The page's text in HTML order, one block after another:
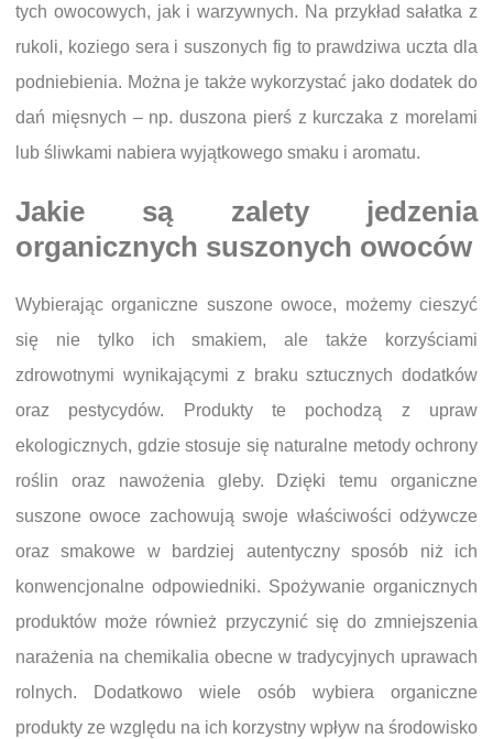
tych owocowych, jak i warzywnych. Na przykład sałatka z
rukoli, koziego sera i suszonych fig to prawdziwa uczta dla
podniebienia. Można je także wykorzystać jako dodatek do
dań mięsnych – np. duszona pierś z kurczaka z morelami
lub śliwkami nabiera wyjątkowego smaku i aromatu.
Jakie są zalety jedzenia
organicznych suszonych owoców
Wybierając organiczne suszone owoce, możemy cieszyć
się nie tylko ich smakiem, ale także korzyściami
zdrowotnymi wynikającymi z braku sztucznych dodatków
oraz pestycydów. Produkty te pochodzą z upraw
ekologicznych, gdzie stosuje się naturalne metody ochrony
roślin oraz nawożenia gleby. Dzięki temu organiczne
suszone owoce zachowują swoje właściwości odżywcze
oraz smakowe w bardziej autentyczny sposób niż ich
konwencjonalne odpowiedniki. Spożywanie organicznych
produktów może również przyczynić się do zmniejszenia
narażenia na chemikalia obecne w tradycyjnych uprawach
rolnych. Dodatkowo wiele osób wybiera organiczne
produkty ze względu na ich korzystny wpływ na środowisko